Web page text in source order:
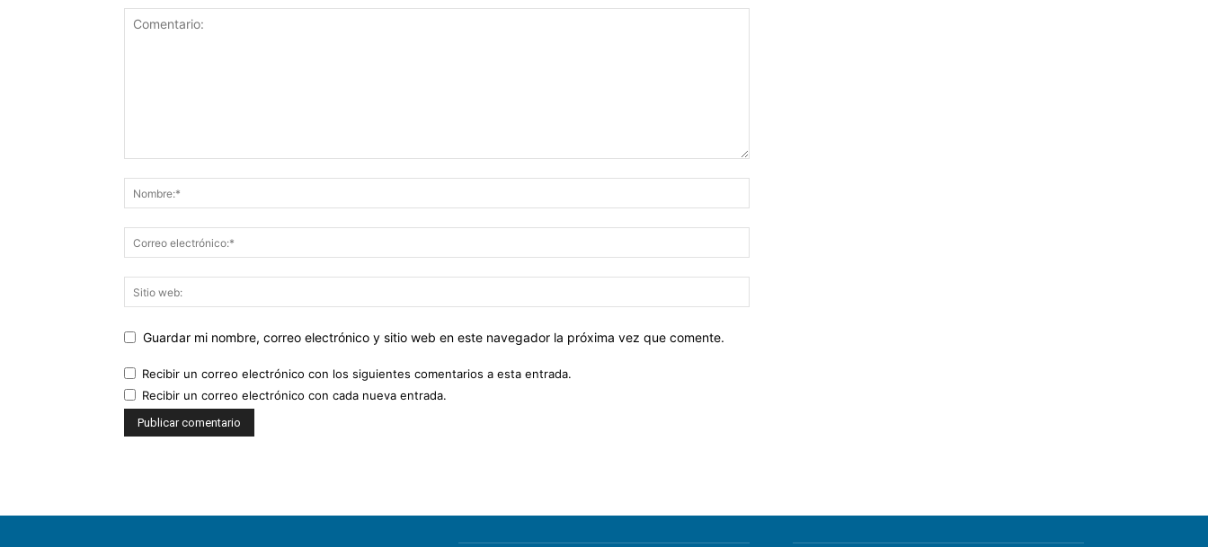
Guardar mi nombre, correo electrónico y sitio web en este navegador la próxima vez que comente.
Recibir un correo electrónico con los siguientes comentarios a esta entrada.
Recibir un correo electrónico con cada nueva entrada.